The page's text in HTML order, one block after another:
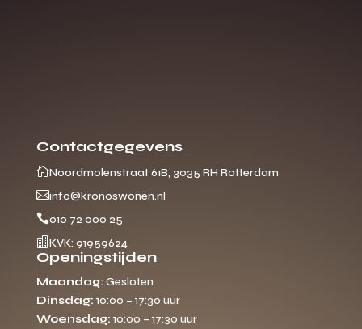
Contactgegevens
Noordmolenstraat 61B, 3035 RH Rotterdam
info@kronoswonen.nl
010 72 000 25
 KVK: 91959624
Openingstijden
Maandag: Gesloten
Dinsdag: 10:00 – 17:30 uur
Woensdag: 10:00 – 17:30 uur